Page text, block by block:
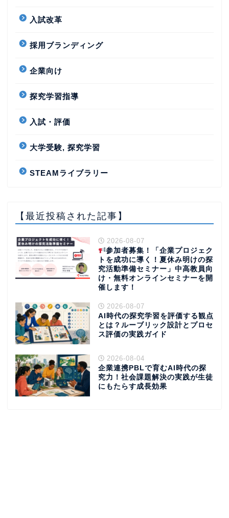
入試改革
採用ブランディング
企業向け
探究学習指導
入試・評価
大学受験, 探究学習
STEAMライブラリー
【最近投稿された記事】
2026-08-07
参加者募集！「企業プロジェク
トを成功に導く！夏休み明けの探
究活動準備セミナー」中高教員向
け・無料オンラインセミナーを開
催します！
2026-08-07
AI時代の探究学習を評価する観点
とは？ルーブリック設計とプロセ
ス評価の実践ガイド
2026-08-04
企業連携PBLで育むAI時代の探
究力！社会課題解決の実践が生徒
にもたらす成長効果